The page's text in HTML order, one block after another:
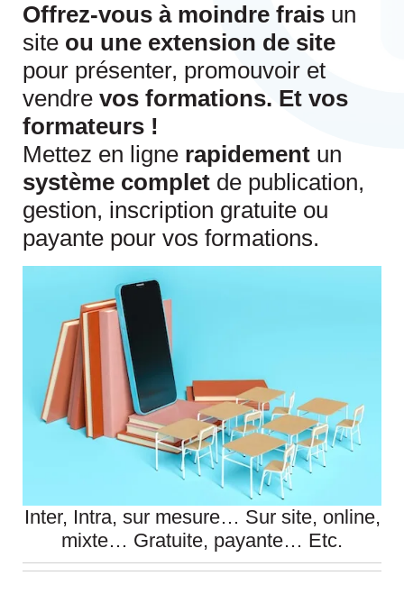
Offrez-vous à moindre frais un
site ou une extension de site
pour présenter, promouvoir et
vendre vos formations. Et vos
formateurs !
Mettez en ligne rapidement un
système complet de publication,
gestion, inscription gratuite ou
payante pour vos formations.
Inter, Intra, sur mesure… Sur site, online,
mixte… Gratuite, payante… Etc.